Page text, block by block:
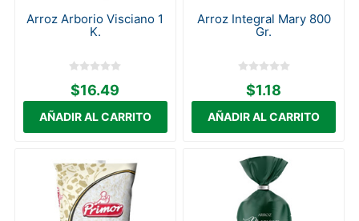
Arroz Arborio Visciano 1
K.
$16.49
Arroz Integral Mary 800
Gr.
$1.18